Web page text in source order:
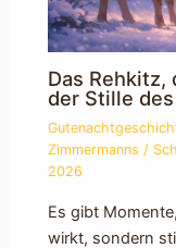
Das Rehkitz,
der Stille
Zimmermanns /
2026
Es gibt
wirkt, sondern